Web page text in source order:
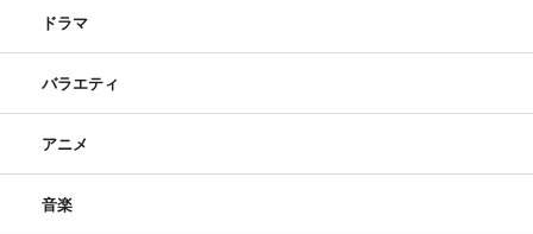
ドラマ
バラエティ
アニメ
音楽